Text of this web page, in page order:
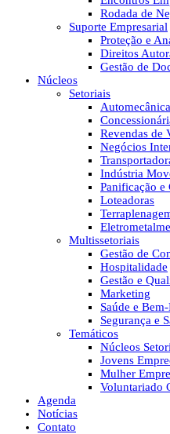
Rodada de
Suporte Empresarial
Proteção e
Direitos
Gestão de
Núcleos
Setoriais
Revendas de
Negócios
Indústria
Panificação e
Loteadoras
Multissetoriais
Gestão de
Hospitalidade
Gestão e
Marketing
Saúde e
Segurança e
Temáticos
Núcleos
Jovens
Mulher
Voluntariado
Agenda
Notícias
Contato